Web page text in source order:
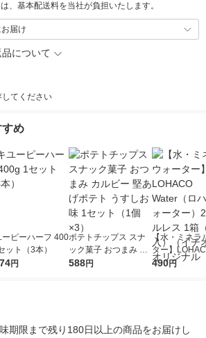
、基本配送料を当社が負担いたします。
届け
について
てください
すめ
ーピーハーフ 400
ット（3本）
円
ポテトチップス スナ
ック菓子 おつまみ カ
ルビー 堅あげポテト
588円
【水・ミネラ
ター】
r（ロハコウ
490円
期限まで残り180日以上の商品をお届けし